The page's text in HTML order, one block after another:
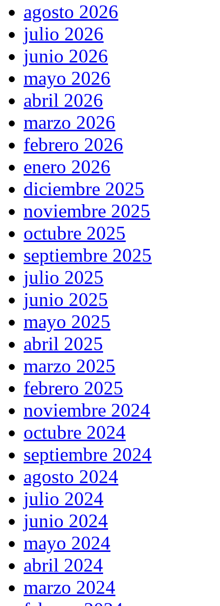
agosto 2026
julio 2026
junio 2026
mayo 2026
abril 2026
marzo 2026
febrero 2026
enero 2026
diciembre 2025
noviembre 2025
octubre 2025
septiembre 2025
julio 2025
junio 2025
mayo 2025
abril 2025
marzo 2025
febrero 2025
noviembre 2024
octubre 2024
septiembre 2024
agosto 2024
julio 2024
junio 2024
mayo 2024
abril 2024
marzo 2024